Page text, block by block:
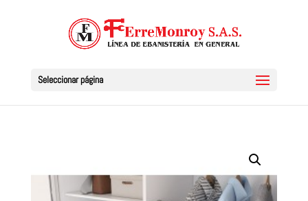
Seleccionar página